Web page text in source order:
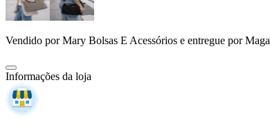
Vendido porMary Bolsas E Acessórios e entregue por
Informações da loja